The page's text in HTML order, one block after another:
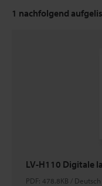
1 nachfolgend
LV-H110 Digitale
PDF: 478.8KB / Deutsch